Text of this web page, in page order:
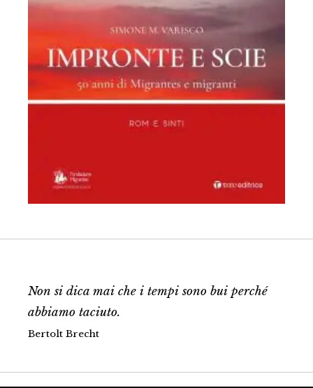
Non si dica mai che i tempi sono bui perché
abbiamo taciuto.
Bertolt Brecht